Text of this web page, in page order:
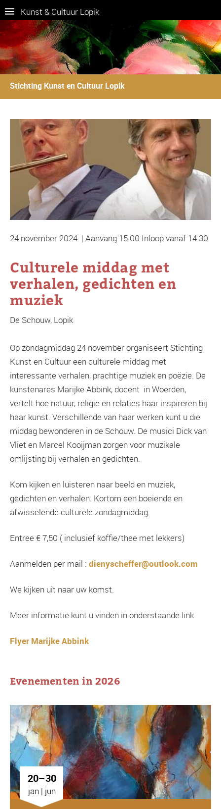
Kunst & Cultuur Lopik
Stichting Kunst en Cultuur Lopik
24 november 2024 | Aanvang 15.00 Inloop vanaf 14.30
Culturele middag met
verhalen, gedichten en
muziek
De Schouw, Lopik
Op zondagmiddag 24 november organiseert Stichting
Kunst en Cultuur een culturele middag met
interessante verhalen, prachtige muziek en poëzie. De
kunstenares Marijke Abbink, docent in Woerden,
vertelt hoe natuur, religie en relaties haar inspireren bij
haar kunst. Verschillende van haar werken kunt u die
middag bewonderen in de Schouw. De musici Dick van
Vliet en Marcel Kooijman zorgen voor muzikale
omlijsting bij verhalen en gedichten.
Kom kijken en luisteren naar beeld en muziek,
gedichten en verhalen. Kortom een boeiende en
afwisselende culturele zondagmiddag.
Entree € 7,50 ( inclusief koffie/thee met lekkers)
Aanmelden per mail : dienyscheffer@outlook.com
We kijken uit naar uw komst.
Meer informatie kunt u vinden in onderstaande link
Flyer Marijke Abbink
Evenementen in 2026
20–30
jan | jun